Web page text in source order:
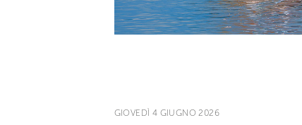
GIOVEDÌ 4 GIUGNO 2026